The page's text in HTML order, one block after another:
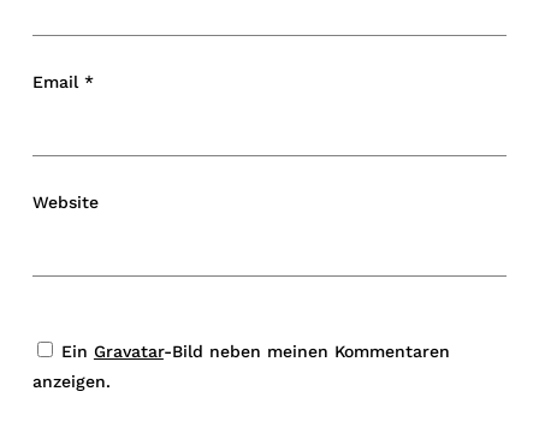
Email *
Website
Ein Gravatar-Bild neben meinen Kommentaren
anzeigen.